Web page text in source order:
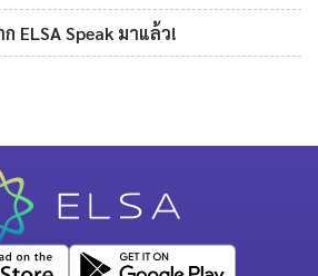
ELSA Speak มาแล้ว!